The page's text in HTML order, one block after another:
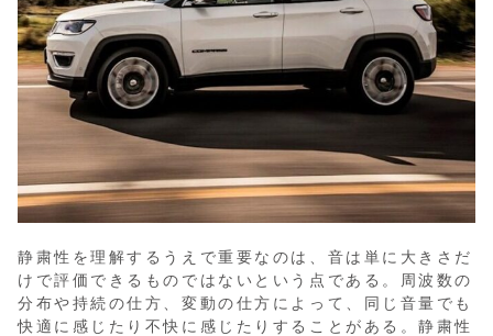
静粛性を理解するうえで重要なのは、音は単に大きさだ
けで評価できるものではないという点である。周波数の
分布や持続の仕方、変動の仕方によって、同じ音量でも
快適に感じたり不快に感じたりすることがある。静粛性